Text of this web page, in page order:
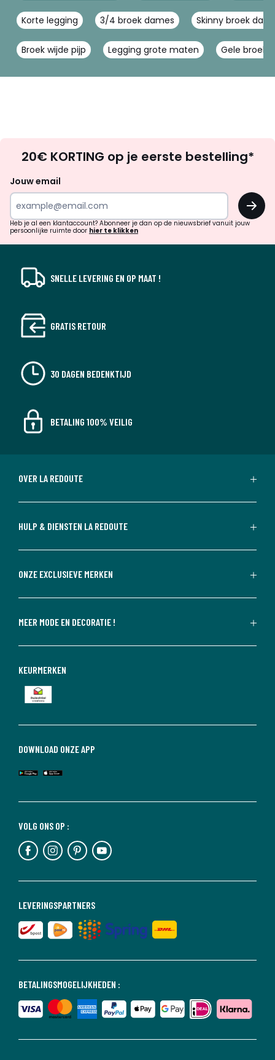
Korte legging 3/4 broek dames Skinny broek
Broek wijde pijp Legging grote maten Gele
zoek
inspiratie
verrassingen?
20€ KORTING op je eerste bestelling*
Jouw email
OK
Heb je al een klantaccount? Abonneer je dan op de nieuwsbrief vanuit jouw
persoonlijke ruimte door hier te klikken
SNELLE LEVERING EN OP MAAT !
GRATIS RETOUR
30 DAGEN BEDENKTIJD
BETALING 100% VEILIG
OVER LA REDOUTE
HULP & DIENSTEN LA REDOUTE
ONZE EXCLUSIEVE MERKEN
MEER MODE EN DECORATIE !
BETALINGSMOGELIJKHEDEN :
LEVERINGSPARTNERS
VOLG ONS OP :
DOWNLOAD ONZE APP
KEURMERKEN